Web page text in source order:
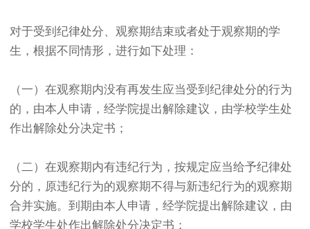
对于受到纪律处分、观察期结束或者处于观察期的学
生，根据不同情形，进行如下处理：
（一）在观察期内没有再发生应当受到纪律处分的行为
的，由本人申请，经学院提出解除建议，由学校学生处
作出解除处分决定书；
（二）在观察期内有违纪行为，按规定应当给予纪律处
分的，原违纪行为的观察期不得与新违纪行为的观察期
合并实施。到期由本人申请，经学院提出解除建议，由
学校学生处作出解除处分决定书；